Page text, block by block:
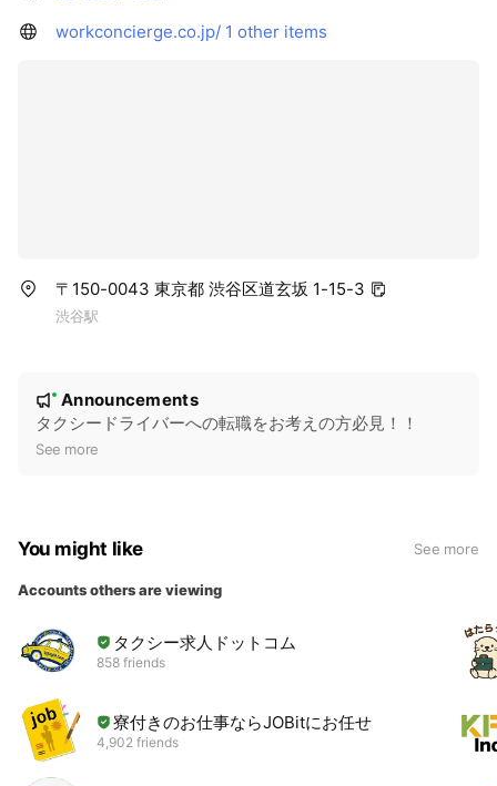
workconcierge.co.jp/ 1 other items
〒150-0043 東京都 渋谷区道玄坂 1-15-3
渋谷駅
e
New
Announcements
タクシードライバーへの転職をお考えの方必見！！
See more
You might like See more
Accounts others are viewing
タクシー求人ドットコム
858 friends
寮付きのお仕事ならJOBitにお任せ
4,902 friends